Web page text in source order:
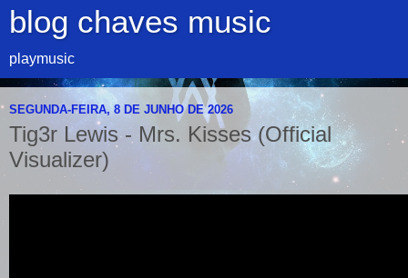
blog chaves music
playmusic
SEGUNDA-FEIRA, 8 DE JUNHO DE 2026
Tig3r Lewis - Mrs. Kisses (Official
Visualizer)